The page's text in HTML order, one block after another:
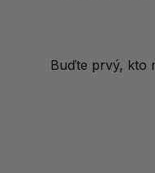
Buďte prvý, kto